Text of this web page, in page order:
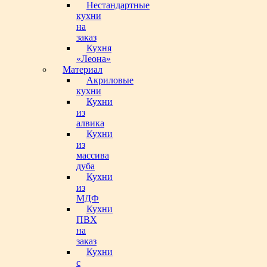
Нестандартные
кухни
на
заказ
Кухня
«Леона»
Материал
Акриловые
кухни
Кухни
из
алвика
Кухни
из
массива
дуба
Кухни
из
МДФ
Кухни
ПВХ
на
заказ
Кухни
с